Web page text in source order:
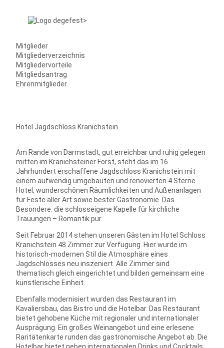
Mitglieder
Mitgliederverzeichnis
Mitgliedervorteile
Mitgliedsantrag
Ehrenmitglieder
Hotel Jagdschloss Kranichstein
Am Rande von Darmstadt, gut erreichbar und ruhig gelegen
mitten im Kranichsteiner Forst, steht das im 16.
Jahrhundert erschaffene Jagdschloss Kranichstein mit
einem aufwendig umgebauten und renovierten 4 Sterne
Hotel, wunderschönen Räumlichkeiten und Außenanlagen
für Feste aller Art sowie bester Gastronomie. Das
Besondere: die schlosseigene Kapelle für kirchliche
Trauungen – Romantik pur.
Seit Februar 2014 stehen unseren Gästen im Hotel Schloss
Kranichstein 48 Zimmer zur Verfügung. Hier wurde im
historisch-modernen Stil die Atmosphäre eines
Jagdschlosses neu inszeniert. Alle Zimmer sind
thematisch gleich eingerichtet und bilden gemeinsam eine
künstlerische Einheit.
Ebenfalls modernisiert wurden das Restaurant im
Kavaliersbau, das Bistro und die Hotelbar. Das Restaurant
bietet gehobene Küche mit regionaler und internationaler
Ausprägung. Ein großes Weinangebot und eine erlesene
Raritätenkarte runden das gastronomische Angebot ab. Die